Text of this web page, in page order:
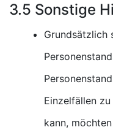
3.5 Sonstige
Grundsätzlich
Einzelfällen
kann,